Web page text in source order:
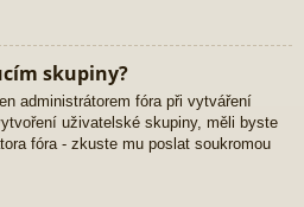
skupiny?
administrátorem fóra při vytváření
uživatelské skupiny, měli byste
fóra - zkuste mu poslat soukromou